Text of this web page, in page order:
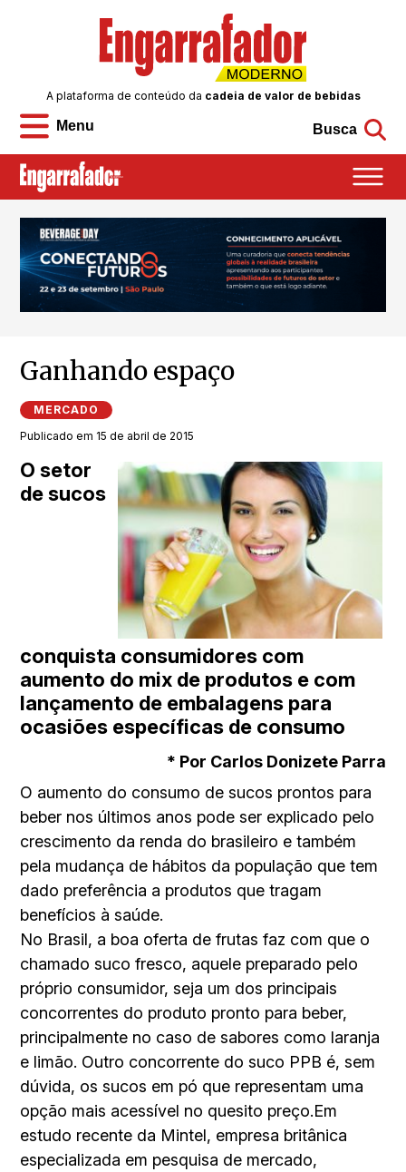
Menu
A plataforma de conteúdo da cadeia de valor de bebidas
Busca
Ganhando espaço
MERCADO
Publicado em 15 de abril de 2015
O setor
de sucos
conquista consumidores com
aumento do mix de produtos e com
lançamento de embalagens para
ocasiões específicas de consumo
* Por Carlos Donizete Parra
O aumento do consumo de sucos prontos para
beber nos últimos anos pode ser explicado pelo
crescimento da renda do brasileiro e também
pela mudança de hábitos da população que tem
dado preferência a produtos que tragam
benefícios à saúde.
No Brasil, a boa oferta de frutas faz com que o
chamado suco fresco, aquele preparado pelo
próprio consumidor, seja um dos principais
concorrentes do produto pronto para beber,
principalmente no caso de sabores como laranja
e limão. Outro concorrente do suco PPB é, sem
dúvida, os sucos em pó que representam uma
opção mais acessível no quesito preço.Em
estudo recente da Mintel, empresa britânica
especializada em pesquisa de mercado,